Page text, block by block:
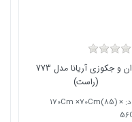
وان و جکوزی آریانا مدل 773
(راست)
ابعاد: ۱7۰Cm ×70Cm(85) ×